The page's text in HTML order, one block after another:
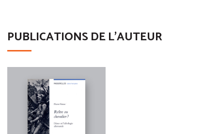
PUBLICATIONS DE L'AUTEUR